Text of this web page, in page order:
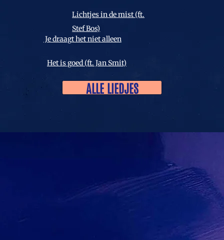
⁠⁠Je draagt het niet alleen
Het is goed (ft. Jan Smit)
Lichtjes in de mist (ft.
Stef Bos)
ALLE LIEDJES